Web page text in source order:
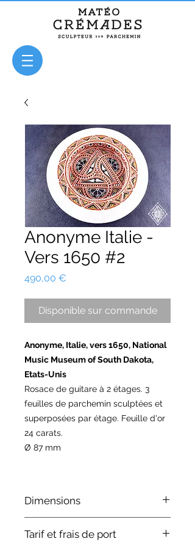
Anonyme Italie -
Vers 1650 #2
490,00 €
Disponible sur commande
Anonyme, Italie, vers 1650, National
Music Museum of South Dakota,
Etats-Unis
Rosace de guitare à 2 étages. 3
feuilles de parchemin sculptées et
superposées par étage. Feuille d'or
24 carats.
Ø 87 mm
Dimensions
indiquées à titre indicatif et peuvent
Tarif et frais de port